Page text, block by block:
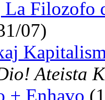
La Filozofo
07)
Ateista
+ Enhavo